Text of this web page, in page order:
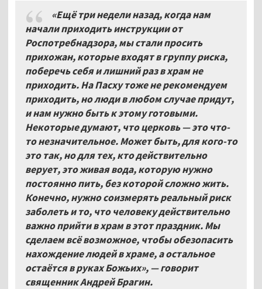
«Ещё три недели назад, когда нам
начали приходить инструкции от
Роспотребнадзора, мы стали просить
прихожан, которые входят в группу риска,
поберечь себя и лишний раз в храм не
приходить. На Пасху тоже не рекомендуем
приходить, но люди в любом случае придут,
и нам нужно быть к этому готовыми.
Некоторые думают, что церковь — это что-
то незначительное. Может быть, для кого-то
это так, но для тех, кто действительно
верует, это живая вода, которую нужно
постоянно пить, без которой сложно жить.
Конечно, нужно соизмерять реальный риск
заболеть и то, что человеку действительно
важно прийти в храм в этот праздник. Мы
сделаем всё возможное, чтобы обезопасить
нахождение людей в храме, а остальное
остаётся в руках Божьих», — говорит
священник Андрей Брагин.